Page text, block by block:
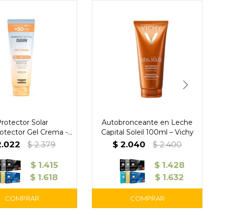
Solar
Gel Crema -
Isdin$ 2.379
$ 1.415
$ 1.618
Autobronceante en Leche
Capital Soleil 100ml – Vichy
$ 2.040 $ 2.400
$ 1.428
$ 1.632